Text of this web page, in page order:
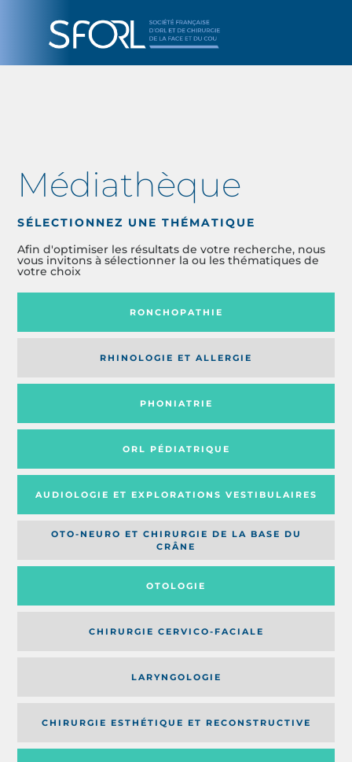
Médiathèque
SÉLECTIONNEZ UNE THÉMATIQUE
Afin d'optimiser les résultats de votre recherche, nous
vous invitons à sélectionner la ou les thématiques de
votre choix
RONCHOPATHIE
RHINOLOGIE ET ALLERGIE
PHONIATRIE
ORL PÉDIATRIQUE
AUDIOLOGIE ET EXPLORATIONS VESTIBULAIRES
OTO-NEURO ET CHIRURGIE DE LA BASE DU
CRÂNE
OTOLOGIE
CHIRURGIE CERVICO-FACIALE
LARYNGOLOGIE
CHIRURGIE ESTHÉTIQUE ET RECONSTRUCTIVE